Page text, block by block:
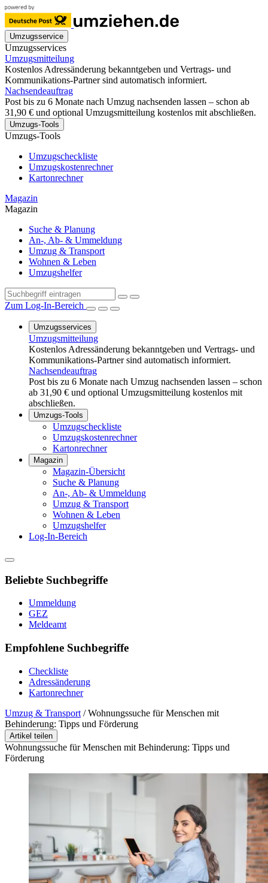
Umzugsservice
Umzugsservices
Umzugsmitteilung
Kostenlos Adressänderung bekanntgeben und Vertrags- und
Kommunikations-Partner sind automatisch informiert.
Nachsendeauftrag
Post bis zu 6 Monate nach Umzug nachsenden lassen – schon ab
31,90 € und optional Umzugsmitteilung kostenlos mit abschließen.
Umzugs-Tools
Umzugs-Tools
Umzugscheckliste
Umzugskostenrechner
Kartonrechner
Magazin
Magazin
Suche & Planung
An-, Ab- & Ummeldung
Umzug & Transport
Wohnen & Leben
Umzugshelfer
Zum Log-In-Bereich
Umzugsservices
Umzugsmitteilung
Kostenlos Adressänderung bekanntgeben und Vertrags- und
Kommunikations-Partner sind automatisch informiert.
Nachsendeauftrag
Post bis zu 6 Monate nach Umzug nachsenden lassen – schon
ab 31,90 € und optional Umzugsmitteilung kostenlos mit
abschließen.
Umzugs-Tools
Umzugscheckliste
Umzugskostenrechner
Kartonrechner
Magazin
Magazin-Übersicht
Suche & Planung
An-, Ab- & Ummeldung
Umzug & Transport
Wohnen & Leben
Umzugshelfer
Log-In-Bereich
Beliebte Suchbegriffe
Ummeldung
GEZ
Meldeamt
Empfohlene Suchbegriffe
Checkliste
Adressänderung
Kartonrechner
Umzug & Transport / Wohnungssuche für Menschen mit
Behinderung: Tipps und Förderung
Artikel teilen
Wohnungssuche für Menschen mit Behinderung: Tipps und
Förderung